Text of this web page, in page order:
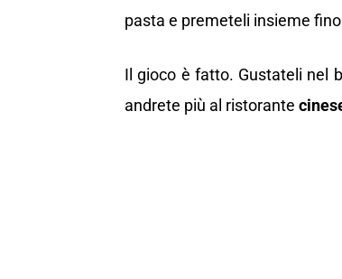
pasta e premeteli insieme
Il gioco è fatto. Gustateli nel
andrete più al ristorante